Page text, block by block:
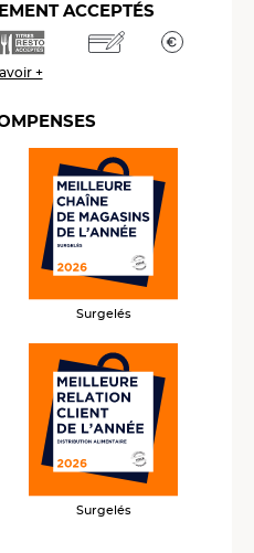
ACCEPTÉS
+
Surgelés
Surgelés